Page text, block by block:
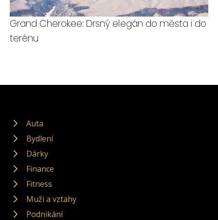
Grand Cherokee: Drsný elegán do města i do
terénu
Auta
Bydlení
Dárky
Finance
Fitness
Muži a vztahy
Podnikání